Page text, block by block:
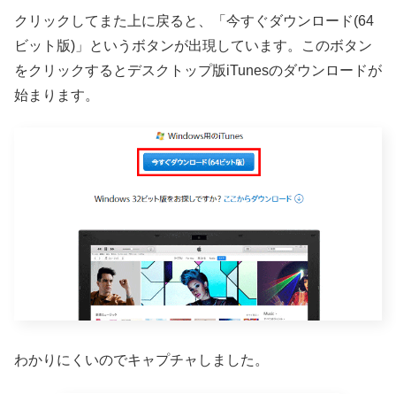
クリックしてまた上に戻ると、「今すぐダウンロード(64
ビット版)」というボタンが出現しています。このボタン
をクリックするとデスクトップ版iTunesのダウンロードが
始まります。
わかりにくいのでキャプチャしました。